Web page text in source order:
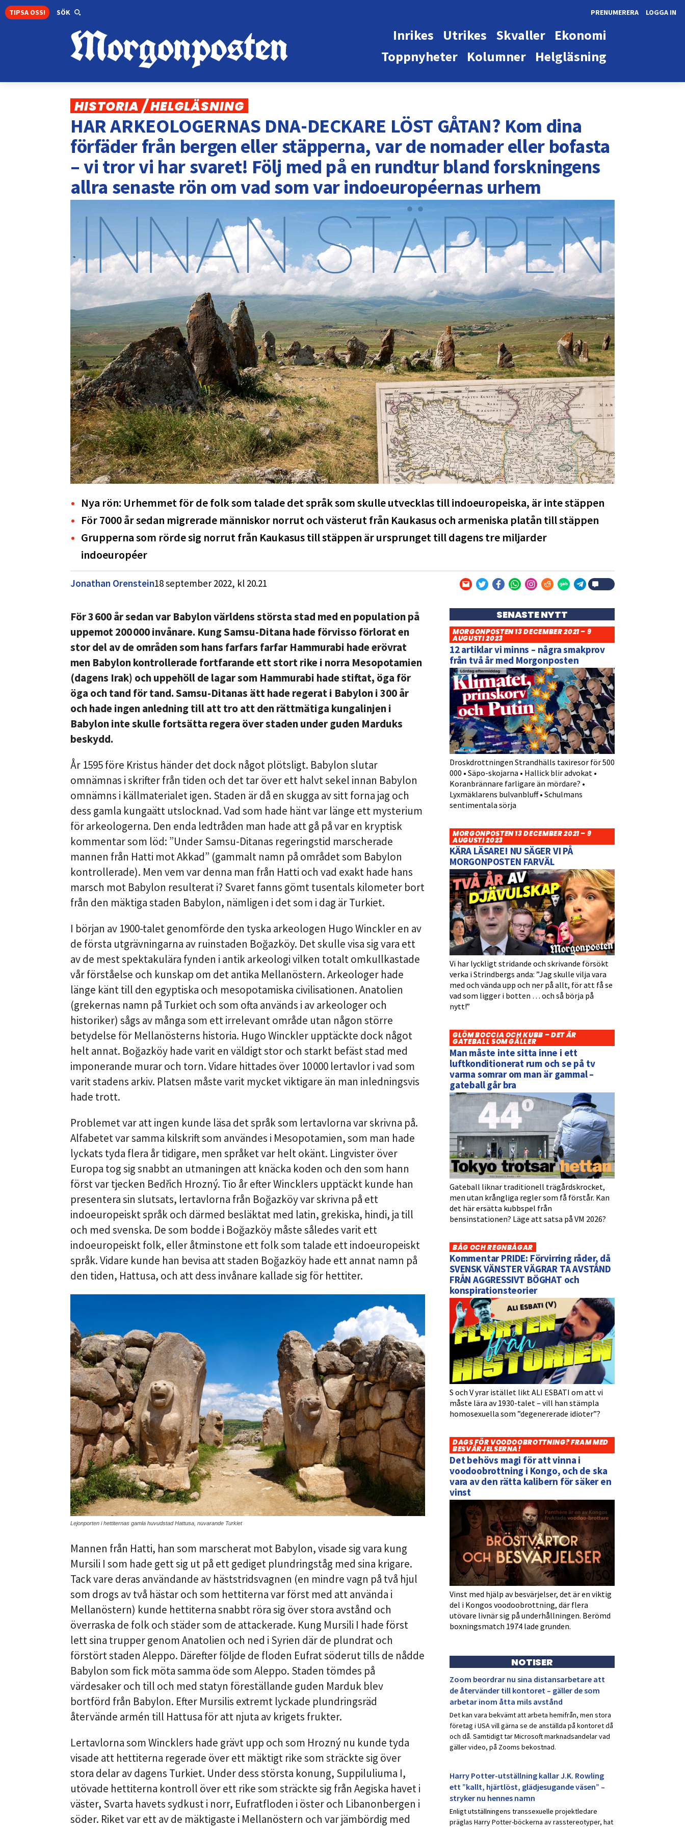
TIPSA OSS! SÖK LOGGA IN
PRENUMERERA
Ekonomi
Skvaller
Utrikes
Inrikes
Helgläsning
Kolumner
Toppnyheter
HISTORIA / HELGLÄSNING
HAR ARKEOLOGERNAS DNA-DECKARE LÖST GÅTAN? Kom dina
förfäder från bergen eller stäpperna, var de nomader eller bofasta
– vi tror vi har svaret! Följ med på en rundtur bland forskningens
allra senaste rön om vad som var indoeuropéernas urhem
Nya rön: Urhemmet för de folk som talade det språk som skulle utvecklas till indoeuropeiska, är inte stäppen
För 7000 år sedan migrerade människor norrut och västerut från Kaukasus och armeniska platån till stäppen
Grupperna som rörde sig norrut från Kaukasus till stäppen är ursprunget till dagens tre miljarder
indoeuropéer
Jonathan Orenstein18 september 2022, kl 20.21
För 3 600 år sedan var Babylon världens största stad med en population på
uppemot 200 000 invånare. Kung Samsu-Ditana hade förvisso förlorat en
stor del av de områden som hans farfars farfar Hammurabi hade erövrat
men Babylon kontrollerade fortfarande ett stort rike i norra Mesopotamien
(dagens Irak) och uppehöll de lagar som Hammurabi hade stiftat, öga för
öga och tand för tand. Samsu-Ditanas ätt hade regerat i Babylon i 300 år
och hade ingen anledning till att tro att den rättmätiga kungalinjen i
Babylon inte skulle fortsätta regera över staden under guden Marduks
beskydd.
År 1595 före Kristus händer det dock något plötsligt. Babylon slutar
omnämnas i skrifter från tiden och det tar över ett halvt sekel innan Babylon
omnämns i källmaterialet igen. Staden är då en skugga av sitt forna jag och
dess gamla kungaätt utslocknad. Vad som hade hänt var länge ett mysterium
för arkeologerna. Den enda ledtråden man hade att gå på var en kryptisk
kommentar som löd: ”Under Samsu-Ditanas regeringstid marscherade
mannen från Hatti mot Akkad” (gammalt namn på området som Babylon
kontrollerade). Men vem var denna man från Hatti och vad exakt hade hans
marsch mot Babylon resulterat i? Svaret fanns gömt tusentals kilometer bort
från den mäktiga staden Babylon, nämligen i det som i dag är Turkiet.
I början av 1900-talet genomförde den tyska arkeologen Hugo Winckler en av
de första utgrävningarna av ruinstaden Boğazköy. Det skulle visa sig vara ett
av de mest spektakulära fynden i antik arkeologi vilken totalt omkullkastade
vår förståelse och kunskap om det antika Mellanöstern. Arkeologer hade
länge känt till den egyptiska och mesopotamiska civilisationen. Anatolien
(grekernas namn på Turkiet och som ofta används i av arkeologer och
historiker) sågs av många som ett irrelevant område utan någon större
betydelse för Mellanösterns historia. Hugo Winckler upptäckte dock något
helt annat. Boğazköy hade varit en väldigt stor och starkt befäst stad med
imponerande murar och torn. Vidare hittades över 10 000 lertavlor i vad som
varit stadens arkiv. Platsen måste varit mycket viktigare än man inledningsvis
hade trott.
Problemet var att ingen kunde läsa det språk som lertavlorna var skrivna på.
Alfabetet var samma kilskrift som användes i Mesopotamien, som man hade
lyckats tyda flera år tidigare, men språket var helt okänt. Lingvister över
Europa tog sig snabbt an utmaningen att knäcka koden och den som hann
först var tjecken Bedřich Hrozný. Tio år efter Wincklers upptäckt kunde han
presentera sin slutsats, lertavlorna från Boğazköy var skrivna på ett
indoeuropeiskt språk och därmed besläktat med latin, grekiska, hindi, ja till
och med svenska. De som bodde i Boğazköy måste således varit ett
indoeuropeiskt folk, eller åtminstone ett folk som talade ett indoeuropeiskt
språk. Vidare kunde han bevisa att staden Boğazköy hade ett annat namn på
den tiden, Hattusa, och att dess invånare kallade sig för hettiter.
Lejonporten i hettiternas gamla huvudstad Hattusa, nuvarande Turkiet
Mannen från Hatti, han som marscherat mot Babylon, visade sig vara kung
Mursili I som hade gett sig ut på ett gediget plundringståg med sina krigare.
Tack vare deras användande av häststridsvagnen (en mindre vagn på två hjul
som drogs av två hästar och som hettiterna var först med att använda i
Mellanöstern) kunde hettiterna snabbt röra sig över stora avstånd och
överraska de folk och städer som de attackerade. Kung Mursili I hade först
lett sina trupper genom Anatolien och ned i Syrien där de plundrat och
förstört staden Aleppo. Därefter följde de floden Eufrat söderut tills de nådde
Babylon som fick möta samma öde som Aleppo. Staden tömdes på
värdesaker och till och med statyn föreställande guden Marduk blev
bortförd från Babylon. Efter Mursilis extremt lyckade plundringsräd
återvände armén till Hattusa för att njuta av krigets frukter.
Lertavlorna som Wincklers hade grävt upp och som Hrozný nu kunde tyda
visade att hettiterna regerade över ett mäktigt rike som sträckte sig över
stora delar av dagens Turkiet. Under dess största konung, Suppiluliuma I,
utövade hettiterna kontroll över ett rike som sträckte sig från Aegiska havet i
väster, Svarta havets sydkust i norr, Eufratfloden i öster och Libanonbergen i
söder. Riket var ett av de mäktigaste i Mellanöstern och var jämbördig med
SENASTE NYTT
MORGONPOSTEN 13 DECEMBER 2021 – 9
AUGUSTI 2023
12 artiklar vi minns – några smakprov
från två år med Morgonposten
Droskdrottningen Strandhälls taxiresor för 500
000 • Säpo-skojarna • Hallick blir advokat •
Koranbrännare farligare än mördare? •
Lyxmäklarens bulvanbluff • Schulmans
sentimentala sörja
MORGONPOSTEN 13 DECEMBER 2021 – 9
AUGUSTI 2023
KÄRA LÄSARE! NU SÄGER VI PÅ
MORGONPOSTEN FARVÄL
Vi har lyckligt stridande och skrivande försökt
verka i Strindbergs anda: ”Jag skulle vilja vara
med och vända upp och ner på allt, för att få se
vad som ligger i botten … och så börja på
nytt!”
GLÖM BOCCIA OCH KUBB – DET ÄR
GATEBALL SOM GÄLLER
Man måste inte sitta inne i ett
luftkonditionerat rum och se på tv
varma somrar om man är gammal –
gateball går bra
Gateball liknar traditionell trägårdskrocket,
men utan krångliga regler som få förstår. Kan
det här ersätta kubbspel från
bensinstationen? Läge att satsa på VM 2026?
BÅG OCH REGNBÅGAR
Kommentar PRIDE: Förvirring råder, då
SVENSK VÄNSTER VÄGRAR TA AVSTÅND
FRÅN AGGRESSIVT BÖGHAT och
konspirationsteorier
S och V yrar istället likt ALI ESBATI om att vi
måste lära av 1930-talet – vill han stämpla
homosexuella som ”degenererade idioter”?
DAGS FÖR VOODOOBROTTNING? FRAM MED
BESVÄRJELSERNA!
Det behövs magi för att vinna i
voodoobrottning i Kongo, och de ska
vara av den rätta kalibern för säker en
vinst
Vinst med hjälp av besvärjelser, det är en viktig
del i Kongos voodoobrottning, där flera
utövare livnär sig på underhållningen. Berömd
boxningsmatch 1974 lade grunden.
NOTISER
Zoom beordrar nu sina distansarbetare att
de återvänder till kontoret – gäller de som
arbetar inom åtta mils avstånd
Det kan vara bekvämt att arbeta hemifrån, men stora
företag i USA vill gärna se de anställda på kontoret då
och då. Samtidigt tar Microsoft marknadsandelar vad
gäller video, på Zooms bekostnad.
Harry Potter-utställning kallar J.K. Rowling
ett ”kallt, hjärtlöst, glädjesugande väsen” –
stryker nu hennes namn
Enligt utställningens transsexuelle projektledare
präglas Harry Potter-böckerna av rasstereotyper, hat